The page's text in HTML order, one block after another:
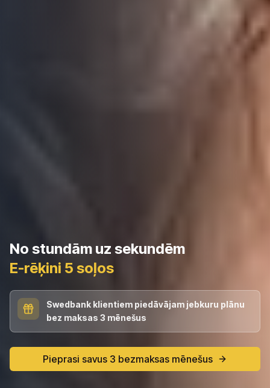
No stundām uz sekundēm
E-rēķini 5 soļos
Swedbank klientiem piedāvājam jebkuru plānu
bez maksas 3 mēnešus
Pieprasi savus 3 bezmaksas mēnešus